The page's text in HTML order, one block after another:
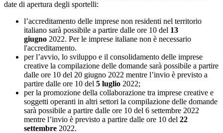
date di apertura degli sportelli:
l’accreditamento delle imprese non residenti nel territorio
italiano sarà possibile a partire dalle ore 10 del 13
giugno 2022. Per le imprese italiane non è necessario
l'accreditamento.
per l’avvio, lo sviluppo e il consolidamento delle imprese
creative la compilazione delle domande sarà possibile a partire
dalle ore 10 del 20 giugno 2022 mentre l’invio è previsto a
partire dalle ore 10 del 5 luglio 2022;
per la promozione della collaborazione tra imprese creative e
soggetti operanti in altri settori la compilazione delle domande
sarà possibile a partire dalle ore 10 del 6 settembre 2022
mentre l’invio è previsto a partire dalle ore 10 del 22
settembre 2022.